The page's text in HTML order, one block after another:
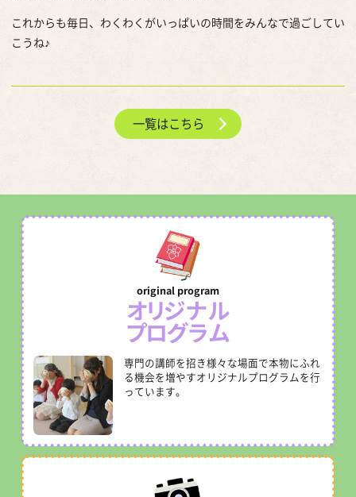
これからも毎日、わくわくがいっぱいの時間をみんなで過ごしてい
こうね♪
一覧はこちら
オリジナル
プログラム
専門の講師を招き様々な場面で本物にふれ
る機会を増やすオリジナルプログラムを行
っています。